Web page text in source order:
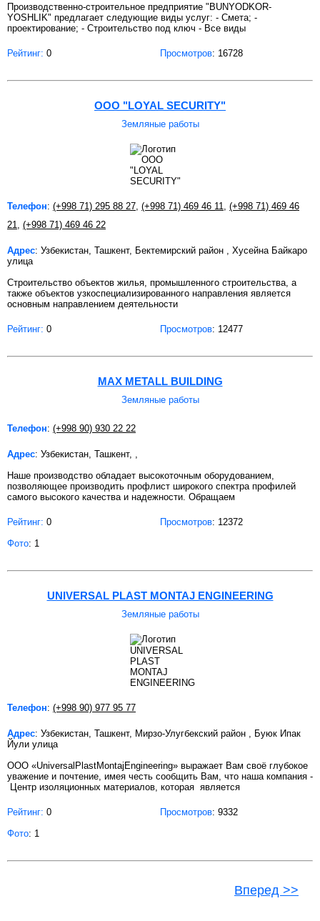
Производственно-строительное предприятие "BUNYODKOR-
YOSHLIK" предлагает следующие виды услуг: - Смета; -
проектирование; - Строительство под ключ - Все виды
Рейтинг: 0 Просмотров: 16728
ООО "LOYAL SECURITY"
Земляные работы
Телефон: (+998 71) 295 88 27 (+998 71) 469 46 11
(+998 71) 469 46
21
(+998 71) 469 46 22
Адрес: Узбекистан, Ташкент, Бектемирский район , Хусейна Байкаро
улица
Строительство объектов жилья, промышленного строительства, а
также объектов узкоспециализированного направления является
основным направлением деятельности
Рейтинг: 0 Просмотров: 12477
MAX METALL BUILDING
Земляные работы
Телефон: (+998 90) 930 22 22
Адрес: Узбекистан, Ташкент, ,
Наше производство обладает высокоточным оборудованием,
позволяющее производить профлист широкого спектра профилей
самого высокого качества и надежности. Обращаем
Рейтинг: 0 Просмотров: 12372
Фото: 1
UNIVERSAL PLAST MONTAJ ENGINEERING
Земляные работы
Телефон: (+998 90) 977 95 77
Адрес: Узбекистан, Ташкент, Мирзо-Улугбекский район , Буюк Ипак
Йули улица
ООО «UniversalPlastMontajEngineering» выражает Вам своё глубокое
уважение и почтение, имея честь сообщить Вам, что наша компания -
Центр изоляционных материалов, которая является
Рейтинг: 0 Просмотров: 9332
Фото: 1
Вперед >>